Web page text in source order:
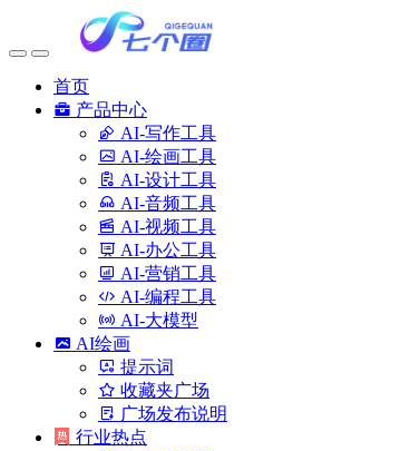
首页
产品中心
AI-写作工具
AI-绘画工具
AI-设计工具
AI-音频工具
AI-视频工具
AI-办公工具
AI-营销工具
AI-编程工具
AI-大模型
AI绘画
提示词
收藏夹广场
广场发布说明
行业热点